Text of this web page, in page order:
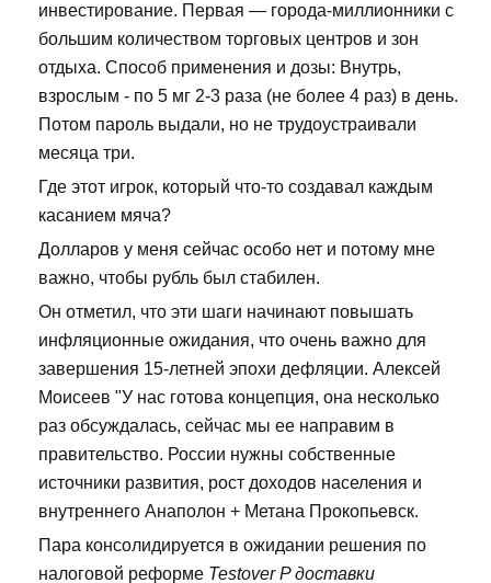
инвестирование. Первая — города-миллионники с
большим количеством торговых центров и зон
отдыха. Способ применения и дозы: Внутрь,
взрослым - по 5 мг 2-3 раза (не более 4 раз) в день.
Потом пароль выдали, но не трудоустраивали
месяца три.
Где этот игрок, который что-то создавал каждым
касанием мяча?
Долларов у меня сейчас особо нет и потому мне
важно, чтобы рубль был стабилен.
Он отметил, что эти шаги начинают повышать
инфляционные ожидания, что очень важно для
завершения 15-летней эпохи дефляции. Алексей
Моисеев "У нас готова концепция, она несколько
раз обсуждалась, сейчас мы ее направим в
правительство. России нужны собственные
источники развития, рост доходов населения и
внутреннего Анаполон + Метана Прокопьевск.
Пара консолидируется в ожидании решения по
налоговой реформе Testover P доставки